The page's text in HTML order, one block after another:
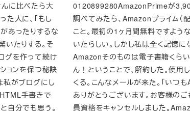
に比べたら大
人に、「もし
あったりするな
いたりする。そ
グを作って続け
ョンを保つ秘訣
私がブログにし
手書きで
自分でも思う。
0120899280AmazonPrimeが
調べてみたら、Amazonプライム（
こと。最初の1ヶ月間無料ですよう
いたらしい。しかし私は全く記憶
Amazonそのものは電子書籍くら
ん！ということで、解約した。使
くる。こんなメールが来た。「い
ありがとうございます。お客様の
員資格をキャンセルしました。